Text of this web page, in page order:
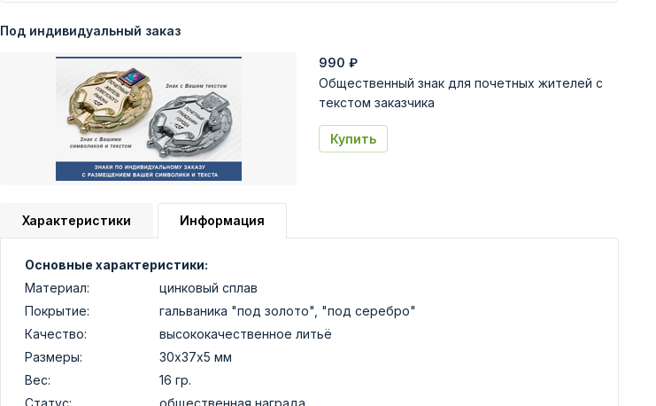
Под индивидуальный заказ
990 ₽
Общественный знак для почетных жителей с
текстом заказчика
Купить
Характеристики Информация
Основные характеристики:
Материал:
цинковый сплав
Покрытие:
гальваника "под золото", "под серебро"
Качество:
высококачественное литьё
Размеры:
30х37х5 мм
Вес:
16 гр.
Статус:
общественная награда